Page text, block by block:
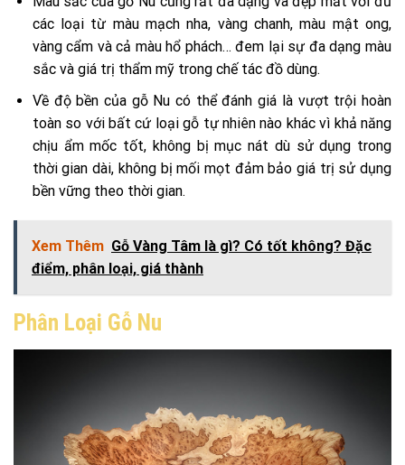
các loại từ màu mạch nha, vàng chanh, màu mật ong,
vàng cẩm và cả màu hổ phách… đem lại sự đa dạng màu
sắc và giá trị thẩm mỹ trong chế tác đồ dùng.
Về độ bền của gỗ Nu có thể đánh giá là vượt trội hoàn
toàn so với bất cứ loại gỗ tự nhiên nào khác vì khả năng
chịu ẩm mốc tốt, không bị mục nát dù sử dụng trong
thời gian dài, không bị mối mọt đảm bảo giá trị sử dụng
bền vững theo thời gian.
Xem Thêm Gỗ Vàng Tâm là gì? Có tốt không? Đặc
điểm, phân loại, giá thành
Phân Loại Gỗ Nu